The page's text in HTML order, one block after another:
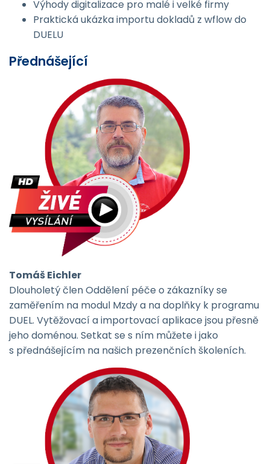
Výhody digitalizace pro malé i velké firmy
Praktická ukázka importu dokladů z wflow do
DUELU
Přednášející
Tomáš Eichler
Dlouholetý člen Oddělení péče o zákazníky se
zaměřením na modul Mzdy a na doplňky k programu
DUEL. Vytěžovací a importovací aplikace jsou přesně
jeho doménou. Setkat se s ním můžete i jako
s přednášejícím na našich prezenčních školeních.